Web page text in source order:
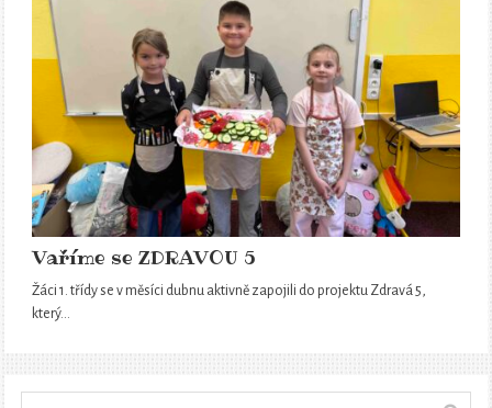
Vaříme se ZDRAVOU 5
Žáci 1. třídy se v měsíci dubnu aktivně zapojili do projektu Zdravá 5,
který…